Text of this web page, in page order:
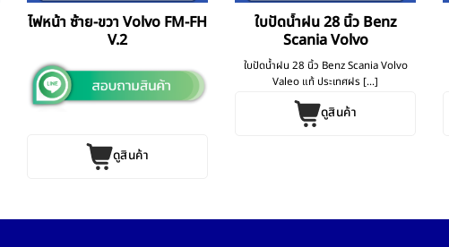
ไฟหน้า ซ้าย-ขวา Volvo FM-FH
V.2
ดูสินค้า
ใบปัดน้ำฝน 28 นิ้ว Benz
Scania Volvo
ใบปัดน้ำฝน 28 นิ้ว Benz Scania Volvo
Valeo แท้ ประเทศฝร [...]
ดูสินค้า